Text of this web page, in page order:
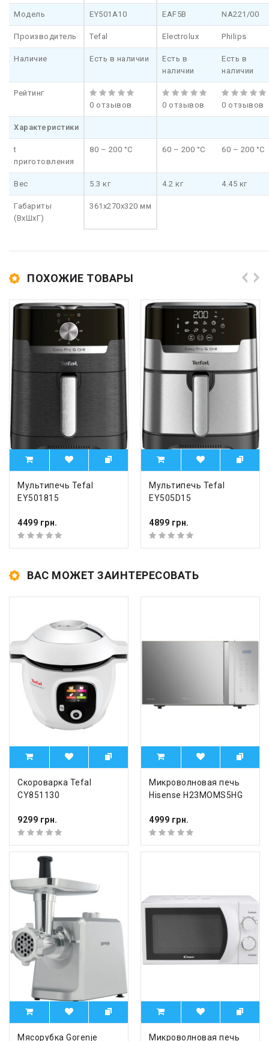
Модель EY501A10 EAF5B NA221/00
Производитель Tefal Electrolux Philips
Наличие Есть в наличии
Есть в
наличии
Есть в
наличии
Рейтинг
0 отзывов
0 отзывов 0 отзывов
Характеристики
t
приготовления
80 – 200 °С 60 – 200 °C 60 – 200 °C
Вес 5.3 кг 4.2 кг 4.45 кг
Габариты
(ВхШхГ)
361х270х320 мм
ПОХОЖИЕ ТОВАРЫ
Мультипечь Tefal
EY501815
4499 грн.
Мультипечь Tefal
EY505D15
4899 грн.
ВАС МОЖЕТ ЗАИНТЕРЕСОВАТЬ
Скороварка Tefal
CY851130
9299 грн.
Микроволновая печь
Hisense H23MOMS5HG
4999 грн.
Мясорубка Gorenje
Микроволновая печь